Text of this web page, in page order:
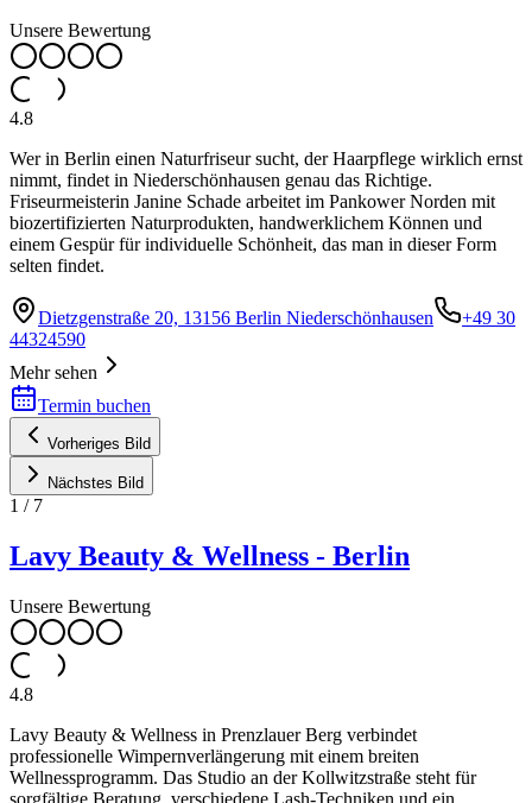
Unsere Bewertung
4.8
Wer in Berlin einen Naturfriseur sucht, der Haarpflege wirklich ernst
nimmt, findet in Niederschönhausen genau das Richtige.
Friseurmeisterin Janine Schade arbeitet im Pankower Norden mit
biozertifizierten Naturprodukten, handwerklichem Können und
einem Gespür für individuelle Schönheit, das man in dieser Form
selten findet.
Dietzgenstraße 20, 13156 Berlin Niederschönhausen
+49 30
44324590
Mehr sehen
Termin buchen
Vorheriges Bild
Nächstes Bild
1 / 7
Lavy Beauty & Wellness - Berlin
Unsere Bewertung
4.8
Lavy Beauty & Wellness in Prenzlauer Berg verbindet
professionelle Wimpernverlängerung mit einem breiten
Wellnessprogramm. Das Studio an der Kollwitzstraße steht für
sorgfältige Beratung, verschiedene Lash-Techniken und ein